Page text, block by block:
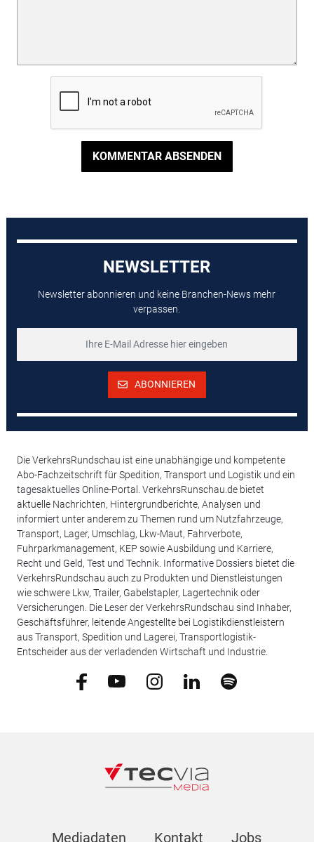
KOMMENTAR ABSENDEN
NEWSLETTER
Newsletter abonnieren und keine Branchen-News mehr
verpassen.
ABONNIEREN
Die VerkehrsRundschau ist eine unabhängige und kompetente
Abo-Fachzeitschrift für Spedition, Transport und Logistik und ein
tagesaktuelles Online-Portal. VerkehrsRunschau.de bietet
aktuelle Nachrichten, Hintergrundberichte, Analysen und
informiert unter anderem zu Themen rund um Nutzfahrzeuge,
Transport, Lager, Umschlag, Lkw-Maut, Fahrverbote,
Fuhrparkmanagement, KEP sowie Ausbildung und Karriere,
Recht und Geld, Test und Technik. Informative Dossiers bietet die
VerkehrsRundschau auch zu Produkten und Dienstleistungen
wie schwere Lkw, Trailer, Gabelstapler, Lagertechnik oder
Versicherungen. Die Leser der VerkehrsRundschau sind Inhaber,
Geschäftsführer, leitende Angestellte bei Logistikdienstleistern
aus Transport, Spedition und Lagerei, Transportlogistik-
Entscheider aus der verladenden Wirtschaft und Industrie.
Mediadaten Kontakt Jobs